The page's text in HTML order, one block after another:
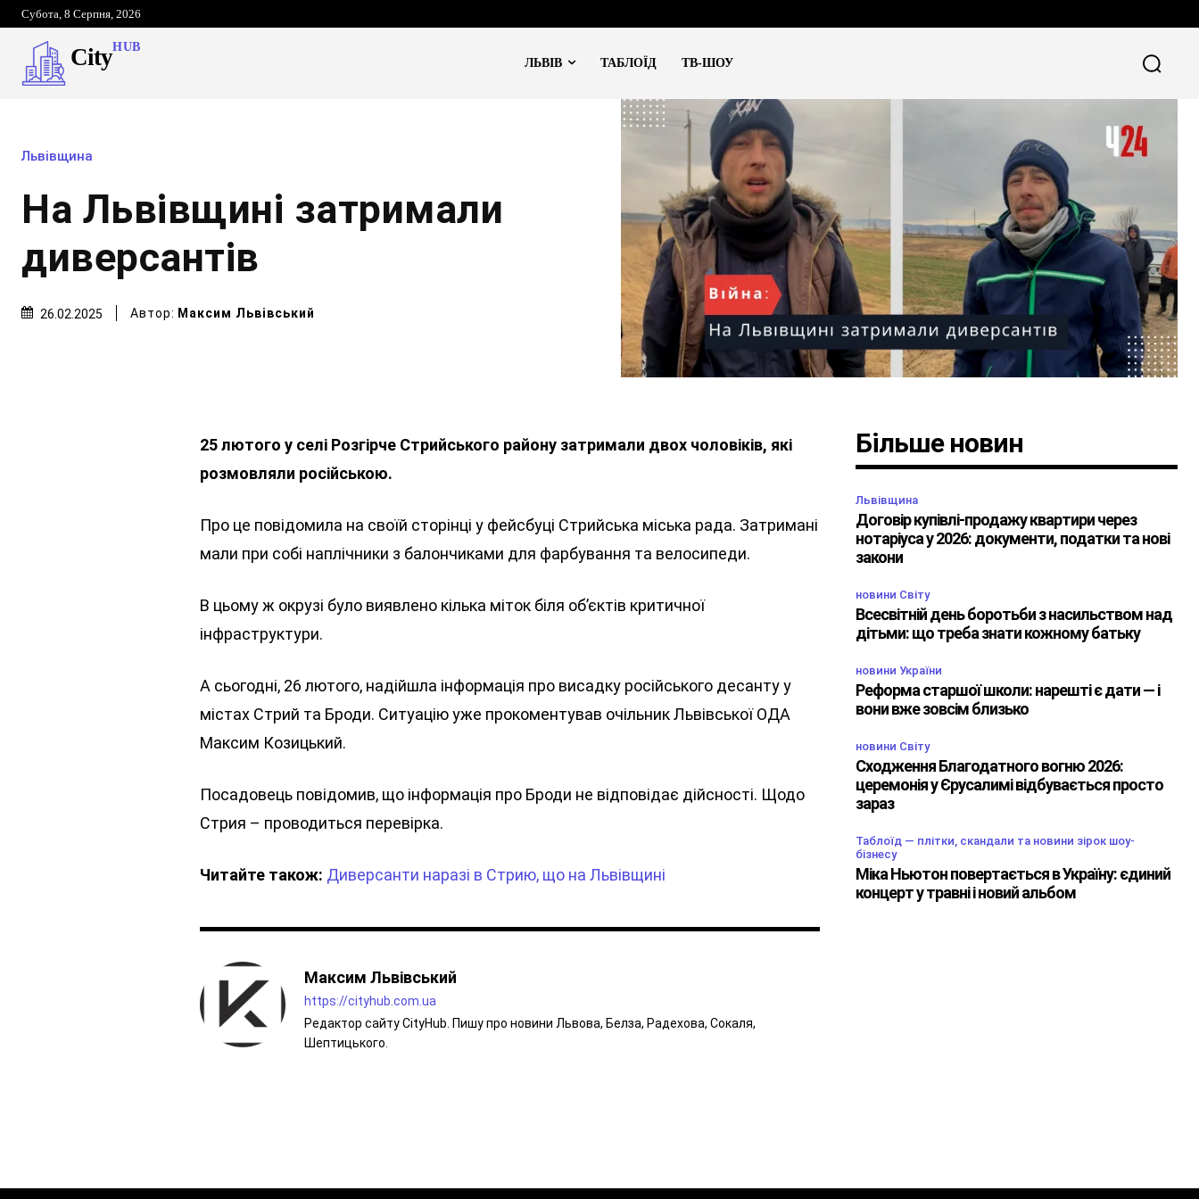
Субота, 8 Серпня, 2026
CityHUB
ЛЬВІВ
ТАБЛОЇД ТВ-ШОУ
Львівщина
На Львівщині затримали
диверсантів
26.02.2025 Автор: Максим Львівський
25 лютого у селі Розгірче Стрийського району затримали двох чоловіків, які
розмовляли російською.
Про це повідомила на своїй сторінці у фейсбуці Стрийська міська рада. Затримані
мали при собі наплічники з балончиками для фарбування та велосипеди.
В цьому ж окрузі було виявлено кілька міток біля об’єктів критичної
інфраструктури.
А сьогодні, 26 лютого, надійшла інформація про висадку російського десанту у
містах Стрий та Броди. Ситуацію уже прокоментував очільник Львівської ОДА
Максим Козицький.
Посадовець повідомив, що інформація про Броди не відповідає дійсності. Щодо
Стрия – проводиться перевірка.
Читайте також: Диверсанти наразі в Стрию, що на Львівщині
Максим Львівський
https://cityhub.com.ua
Редактор сайту CityHub. Пишу про новини Львова, Белза, Радехова, Сокаля,
Шептицького.
Більше новин
Львівщина
Договір купівлі-продажу квартири через
нотаріуса у 2026: документи, податки та нові
закони
новини Світу
Всесвітній день боротьби з насильством над
дітьми: що треба знати кожному батьку
новини України
Реформа старшої школи: нарешті є дати — і
вони вже зовсім близько
новини Світу
Сходження Благодатного вогню 2026:
церемонія у Єрусалимі відбувається просто
зараз
Таблоїд — плітки, скандали та новини зірок шоу-
бізнесу
Міка Ньютон повертається в Україну: єдиний
концерт у травні і новий альбом